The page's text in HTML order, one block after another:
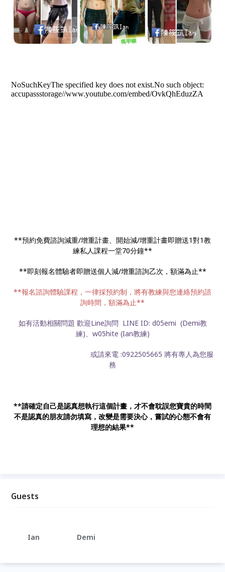
**預約免費諮詢減重/增重計畫、開始減/增重計畫即贈送1對1教
練私人課程一堂70分鐘**
**即刻報名體驗者即贈送個人減/增重諮詢乙次，額滿為止**
**報名諮詢體驗課程，一律採預約制，將有教練與您連絡預約諮
詢時間，額滿為止**
如有活動相關問題 歡迎Line詢問 LINE ID: d05emi (Demi教
練)、w05hite (Ian教練)
或請來電 :0922505665 將有專人為您服
務
**請確定自己是認真想執行這個計畫，才不會耽誤您寶貴的時間
不是認真的朋友請勿填寫，改變是需要決心，嘗試的心態不會有
理想的結果**
Guests
Ian Demi